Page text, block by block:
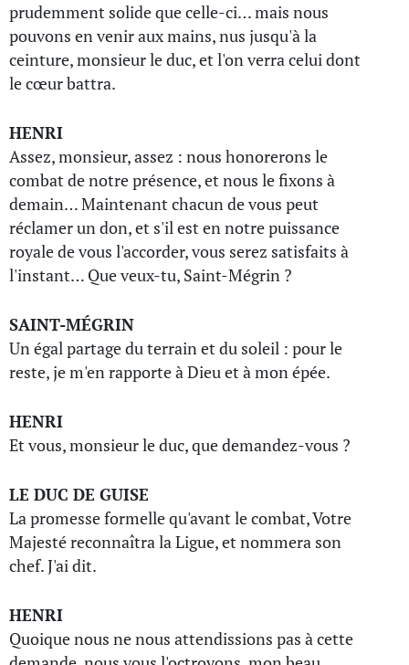
prudemment solide que celle-ci… mais nous
pouvons en venir aux mains, nus jusqu'à la
ceinture, monsieur le duc, et l'on verra celui dont
le cœur battra.
HENRI
Assez, monsieur, assez : nous honorerons le
combat de notre présence, et nous le fixons à
demain… Maintenant chacun de vous peut
réclamer un don, et s'il est en notre puissance
royale de vous l'accorder, vous serez satisfaits à
l'instant… Que veux-tu, Saint-Mégrin ?
SAINT-MÉGRIN
Un égal partage du terrain et du soleil : pour le
reste, je m'en rapporte à Dieu et à mon épée.
HENRI
Et vous, monsieur le duc, que demandez-vous ?
LE DUC DE GUISE
La promesse formelle qu'avant le combat, Votre
Majesté reconnaîtra la Ligue, et nommera son
chef. J'ai dit.
HENRI
Quoique nous ne nous attendissions pas à cette